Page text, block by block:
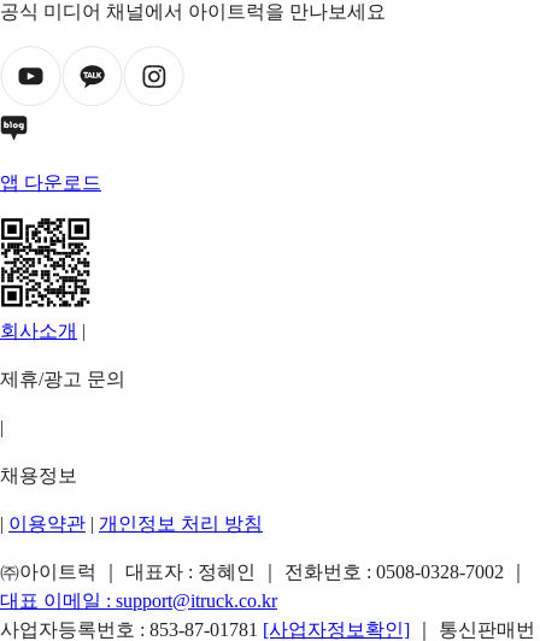
공식 미디어 채널에서 아이트럭을 만나보세요
앱 다운로드
회사소개 |
제휴/광고 문의
|
채용정보
| 이용약관 | 개인정보 처리 방침
㈜아이트럭 ｜ 대표자 : 정혜인 ｜ 전화번호 : 0508-0328-7002
대표 이메일 : support@itruck.co.kr
사업자등록번호 : 853-87-01781 [사업자정보확인]
｜ 통신판매번